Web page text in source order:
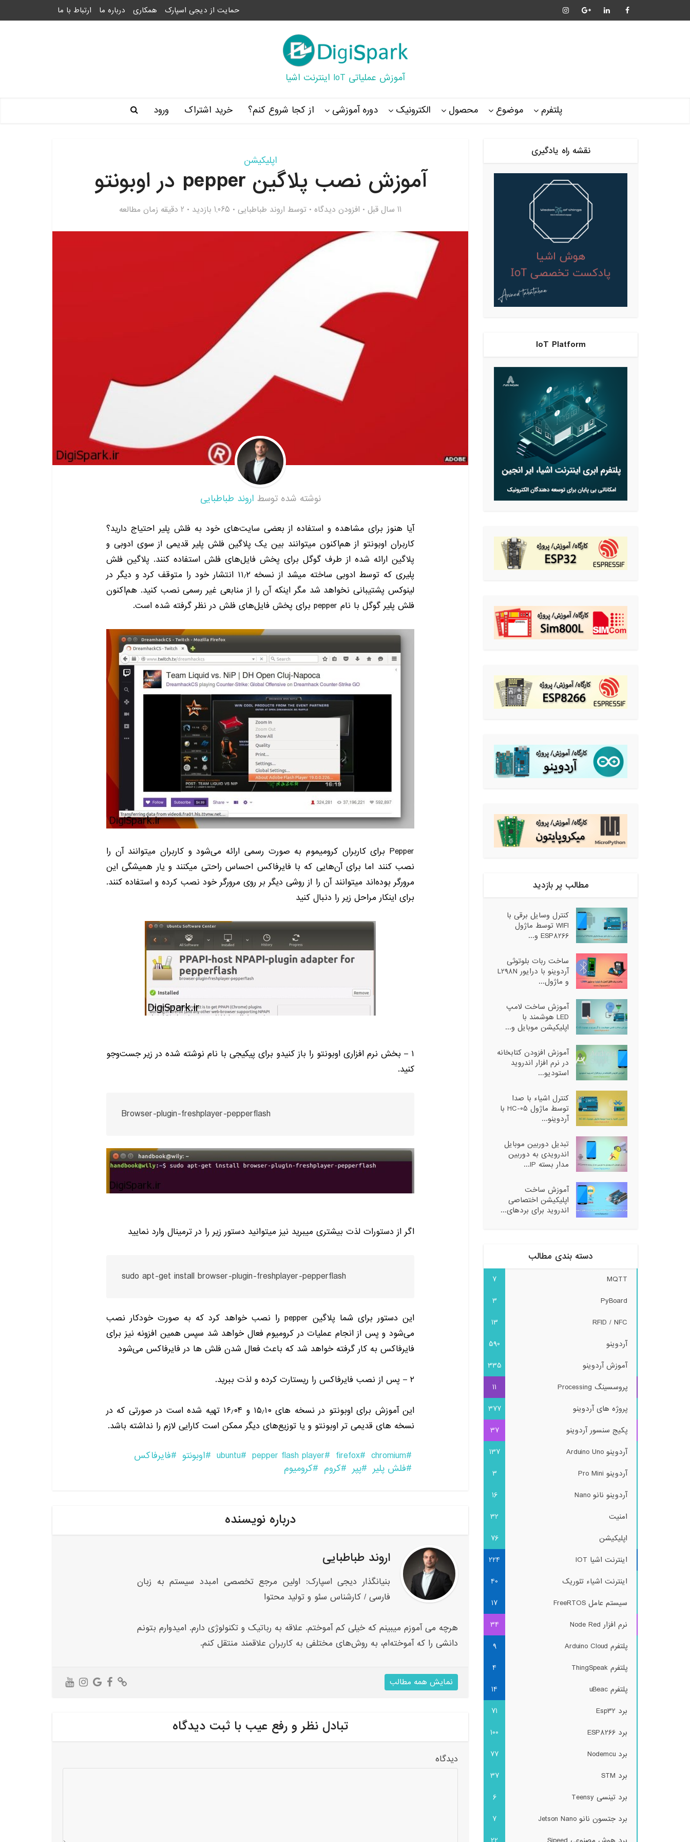
حمایت از دیجی اسپارک همکاری درباره ما ارتباط با ما
آموزش عملیاتی IoT اینترنت اشیا
پلتفرم موضوع محصول الکترونیک دوره آموزشی از کجا شروع کنم؟ خرید اشتراک ورود
اپلیکیشن
آموزش نصب پلاگین pepper در اوبونتو
11 سال قبل افزودن دیدگاه توسط اروند طباطبایی 1,065 بازدید 2 دقیقه زمان مطالعه
نوشته شده توسط اروند طباطبایی
آیا هنوز برای مشاهده و استفاده از بعضی سایت‌های خود به فلش پلیر احتیاج دارید؟
کاربران اوبونتو از هم‌اکنون میتوانند بین یک پلاگین فلش پلیر قدیمی از سوی ادوبی و
پلاگین ارائه شده از طرف گوگل برای پخش فایل‌های فلش استفاده کنند. پلاگین فلش
پلیری که توسط ادوبی ساخته میشد از نسخه ۱۱٫۲ انتشار خود را متوقف کرد و دیگر در
لینوکس پشتیبانی نخواهد شد مگر اینکه آن را از منابعی غیر رسمی نصب کنید. هم‌اکنون
فلش پلیر گوگل با نام pepper برای پخش فایل‌های فلش در نظر گرفته شده است.
Pepper برای کاربران کرومیموم به صورت رسمی ارائه می‌شود و کاربران میتوانند آن را
نصب کنند اما برای آن‌هایی که با فایرفاکس احساس راحتی میکنند و یار همیشگی این
مرورگر بوده‌اند میتوانند آن را از روشی دیگر بر روی مرورگر خود نصب کرده و استفاده کنند.
برای اینکار مراحل زیر را دنبال کنید
۱ – بخش نرم افزاری اوبونتو را باز کنیدو برای پیکیجی با نام نوشته شده در زیر جست‌و‌جو
کنید.
Browser-plugin-freshplayer-pepperflash
اگر از دستورات لذت بیشتری میبرید نیز میتوانید دستور زیر را در ترمینال وارد نمایید
sudo apt-get install browser-plugin-freshplayer-pepperflash
این دستور برای شما پلاگین pepper را نصب خواهد کرد که به صورت خودکار نصب
می‌شود و پس از انجام عملیات در کرومیوم فعال خواهد شد سپس همین افزونه نیز برای
فایرفاکس به کار گرفته خواهد شد که باعث فعال شدن فلش ها در فایرفاکس می‌شود
۲ – پس از نصب فایرفاکس را ریستارت کرده و لذت ببرید.
این آموزش برای اوبونتو در نسخه های ۱۵٫۱۰ و ۱۶٫۰۴ تهیه شده است در صورتی که در
نسخه های قدیمی تر اوبونتو و یا توزیع‌های دیگر ممکن است کارایی لازم را نداشته باشد.
chromium
firefox
pepper flash player
ubuntu اوبونتو
فایرفاکس
فلش پلیر
پپر کروم کرومیوم
درباره نویسنده
اروند طباطبایی
بنیانگذار دیجی اسپارک: اولین مرجع تخصصی امبدد سیستم به زبان
فارسی / کارشناس سئو و تولید محتوا
هرچه می آموزم میبینم که خیلی کم آموختم. علاقه به رباتیک و تکنولوژی دارم. امیدوارم بتونم
دانشی را که آموخته‌ام، به روش‌های مختلفی به کاربران علاقمند منتقل کنم.
نمایش همه مطالب
تبادل نظر و رفع عیب با ثبت دیدگاه
دیدگاه
نقشه راه یادگیری
IoT Platform
مطالب پر بازدید
کنترل وسایل برقی با
WIFI توسط ماژول
ESP8266 و...
ساخت ربات بلوتوثی
آردوینو با درایور L298N
و ماژول...
آموزش ساخت لامپ
LED هوشمند با
اپلیکیشن موبایل و...
آموزش افزودن کتابخانه
در نرم افزار اندروید
استودیو...
کنترل اشیاء با صدا
توسط ماژول HC-05 با
آردوینو...
تبدیل دوربین موبایل
اندرویدی به دوربین
مدار بسته IP...
آموزش ساخت
اپلیکیشن اختصاصی
اندروید برای بردهای...
دسته بندی مطالب
MQTT
7
PyBoard
3
RFID / NFC
13
آردوینو
590
آموزش آردوینو
335
پروسسینگ Processing
11
پروژه های آردوینو
377
پکیج سنسور آردوینو
37
آردوینو Arduino Uno
137
آردوینو Pro Mini
3
آردوینو نانو Nano
16
امنیت
32
اپلیکیشن
76
اینترنت اشیا IOT
224
اینترنت اشیاء تئوریک
40
سیستم عامل FreeRTOS
17
نرم افزار Node Red
34
پلتفرم Arduino Cloud
9
پلتفرم ThingSpeak
4
پلتفرم uBeac
14
برد Esp32
71
برد ESP8266
100
برد Nodemcu
77
برد STM
37
برد تینسی Teensy
6
برد جتسون نانو Jetson Nano
7